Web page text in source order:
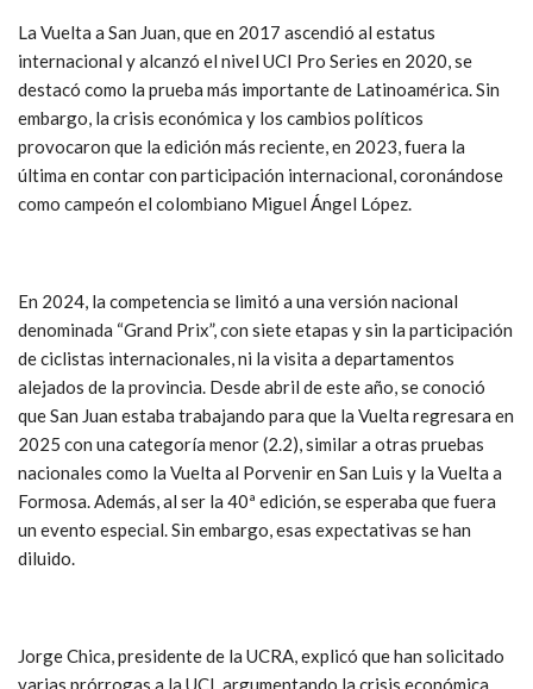
La Vuelta a San Juan, que en 2017 ascendió al estatus
internacional y alcanzó el nivel UCI Pro Series en 2020, se
destacó como la prueba más importante de Latinoamérica. Sin
embargo, la crisis económica y los cambios políticos
provocaron que la edición más reciente, en 2023, fuera la
última en contar con participación internacional, coronándose
como campeón el colombiano Miguel Ángel López.
En 2024, la competencia se limitó a una versión nacional
denominada “Grand Prix”, con siete etapas y sin la participación
de ciclistas internacionales, ni la visita a departamentos
alejados de la provincia. Desde abril de este año, se conoció
que San Juan estaba trabajando para que la Vuelta regresara en
2025 con una categoría menor (2.2), similar a otras pruebas
nacionales como la Vuelta al Porvenir en San Luis y la Vuelta a
Formosa. Además, al ser la 40ª edición, se esperaba que fuera
un evento especial. Sin embargo, esas expectativas se han
diluido.
Jorge Chica, presidente de la UCRA, explicó que han solicitado
varias prórrogas a la UCI, argumentando la crisis económica